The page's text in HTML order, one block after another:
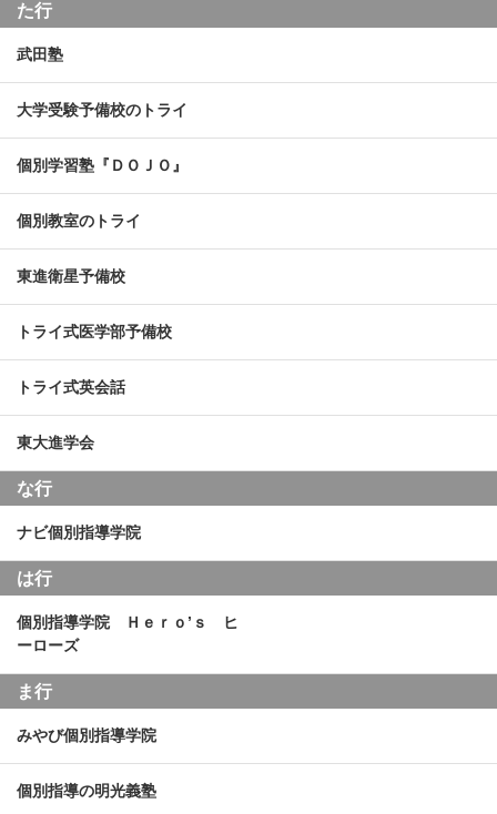
た行
武田塾
大学受験予備校のトライ
個別学習塾『ＤＯＪＯ』
個別教室のトライ
東進衛星予備校
トライ式医学部予備校
トライ式英会話
東大進学会
な行
ナビ個別指導学院
は行
個別指導学院 Ｈｅｒｏ’ｓ ヒ
ーローズ
ま行
みやび個別指導学院
個別指導の明光義塾